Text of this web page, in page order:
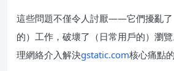
這些問題不僅令人討厭——它們擾亂
的）工作，破壞了（日常用戶的）瀏
理網絡介入解決gstatic.com核心痛點的